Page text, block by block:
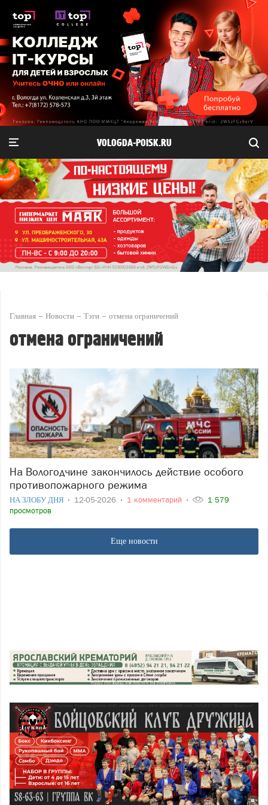
VOLOGDA-POISK.RU
Главная Новости Тэги отмена ограничений
отмена ограничений
На Вологодчине закончилось действие особого
противопожарного режима
НА ЗЛОБУ ДНЯ 12-05-2026 1 комментарий
1 579
просмотров
Еще новости